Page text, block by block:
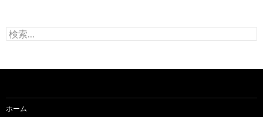
検
索
ホーム